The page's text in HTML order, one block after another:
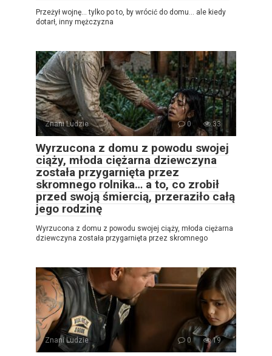
Przeżył wojnę… tylko po to, by wrócić do domu… ale kiedy
dotarł, inny mężczyzna
Znani Ludzie 0 33
Wyrzucona z domu z powodu swojej
ciąży, młoda ciężarna dziewczyna
została przygarnięta przez
skromnego rolnika… a to, co zrobił
przed swoją śmiercią, przeraziło całą
jego rodzinę
Wyrzucona z domu z powodu swojej ciąży, młoda ciężarna
dziewczyna została przygarnięta przez skromnego
Znani Ludzie 0 19